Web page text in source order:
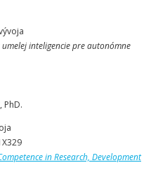
inteligencie pre autonómne
PhD.
in Research, Development